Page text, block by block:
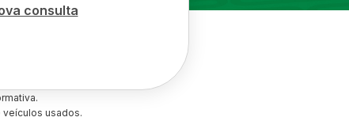
consulta
usados.